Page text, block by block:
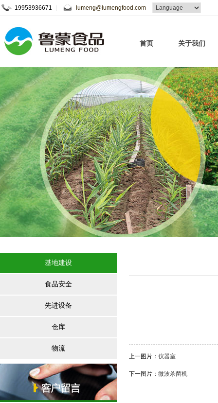
19953936671 lumeng@lumengfood.com
首页 关于我们
基地建设
食品安全
先进设备
仓库
物流
上一图片 ： 仪器室
下一图片 ： 微波杀菌机